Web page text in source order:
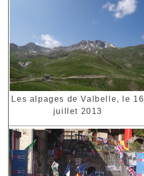
Les alpages de Valbelle, le 16
juillet 2013